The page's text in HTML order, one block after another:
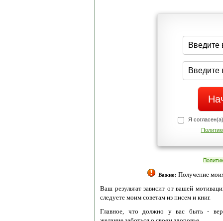
Я
Важно: Получение
Ваш результат зависит от вашей
следуете моим советам из писем и книг.
Главное, что должно у вас быть -